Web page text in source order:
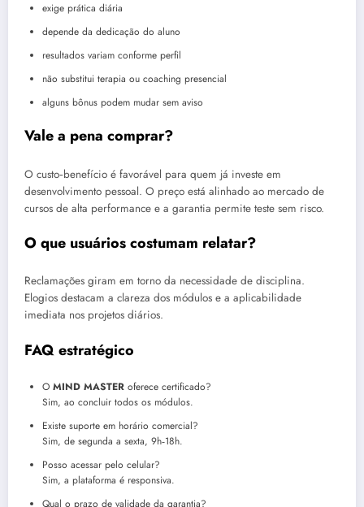
exige prática diária
depende da dedicação do aluno
resultados variam conforme perfil
não substitui terapia ou coaching presencial
alguns bônus podem mudar sem aviso
Vale a pena comprar?
O custo‑benefício é favorável para quem já investe em
desenvolvimento pessoal. O preço está alinhado ao mercado de
cursos de alta performance e a garantia permite teste sem risco.
O que usuários costumam relatar?
Reclamações giram em torno da necessidade de disciplina.
Elogios destacam a clareza dos módulos e a aplicabilidade
imediata nos projetos diários.
FAQ estratégico
O MIND MASTER oferece certificado?
Sim, ao concluir todos os módulos.
Existe suporte em horário comercial?
Sim, de segunda a sexta, 9h‑18h.
Posso acessar pelo celular?
Sim, a plataforma é responsiva.
Qual o prazo de validade da garantia?